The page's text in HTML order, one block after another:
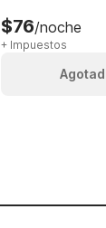
$76/noche
+ Impuestos